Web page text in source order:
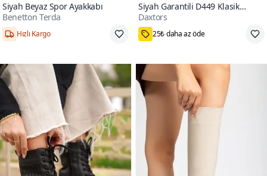
Siyah Beyaz Spor Ayakkabı
Benetton Terda
Hızlı Kargo
Siyah Garantili D449 Klasik
Topuklu Ayakkabı
Daxtors
1000+
25₺ daha az öde